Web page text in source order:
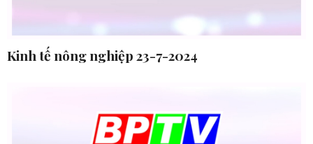
Kinh tế nông nghiệp 23-7-2024